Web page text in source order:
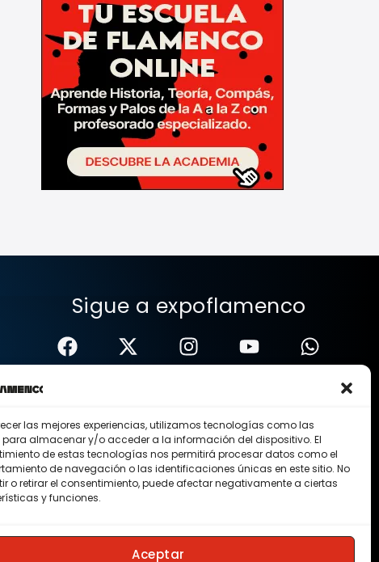
las mejores experiencias, utilizamos tecnologías como las
para almacenar y/o acceder a la información del dispositivo. El
de estas tecnologías nos permitirá procesar datos como el
de navegación o las identificaciones únicas en este sitio. No
o retirar el consentimiento, puede afectar negativamente a ciertas
y funciones.
Aceptar
Sigue a expoflamenco